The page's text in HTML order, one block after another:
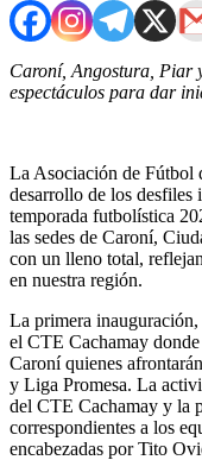
Caroní, Angostura, Piar
espectáculos para dar
La Asociación de Fútbol
desarrollo de los desfiles
temporada futbolística
las sedes de Caroní,
con un lleno total,
en nuestra región.
La primera inauguración,
el CTE Cachamay
Caroní quienes
y Liga Promesa. La
del CTE Cachamay y la
correspondientes a los
encabezadas por Tito